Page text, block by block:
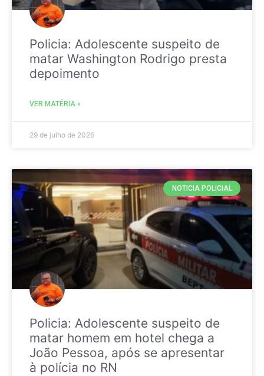
Policia: Adolescente suspeito de
matar Washington Rodrigo presta
depoimento
VER MATÉRIA »
29 de julho de 2026
NOTICIA POLICIAL
Policia: Adolescente suspeito de
matar homem em hotel chega a
João Pessoa, após se apresentar
à polícia no RN